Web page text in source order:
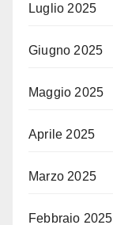
Luglio 2025
Giugno 2025
Maggio 2025
Aprile 2025
Marzo 2025
Febbraio 2025